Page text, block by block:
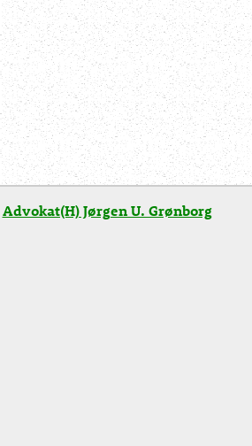
Advokat(H) Jørgen U. Grønborg